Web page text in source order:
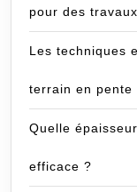
pour des
Les techniques
terrain en pente
Quelle
efficace ?